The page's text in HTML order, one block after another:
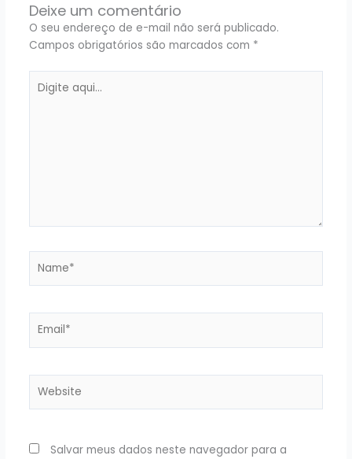
Deixe um comentário
O seu endereço de e-mail não será publicado.
Campos obrigatórios são marcados com *
aqui...
Salvar meus dados neste navegador para a